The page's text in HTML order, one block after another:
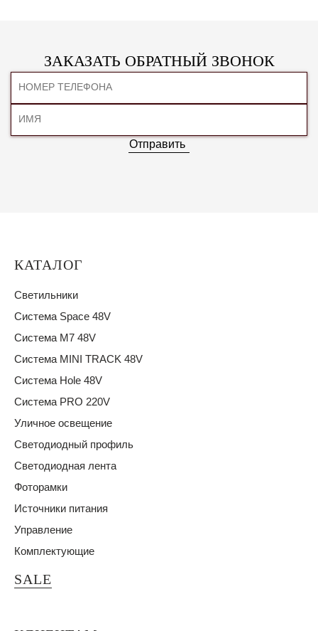
ЗАКАЗАТЬ ОБРАТНЫЙ ЗВОНОК
Отправить
КАТАЛОГ
Светильники
Система Space 48V
Система M7 48V
Система MINI TRACK 48V
Система Hole 48V
Система PRO 220V
Уличное освещение
Светодиодный профиль
Светодиодная лента
Фоторамки
Источники питания
Управление
Комплектующие
SALE